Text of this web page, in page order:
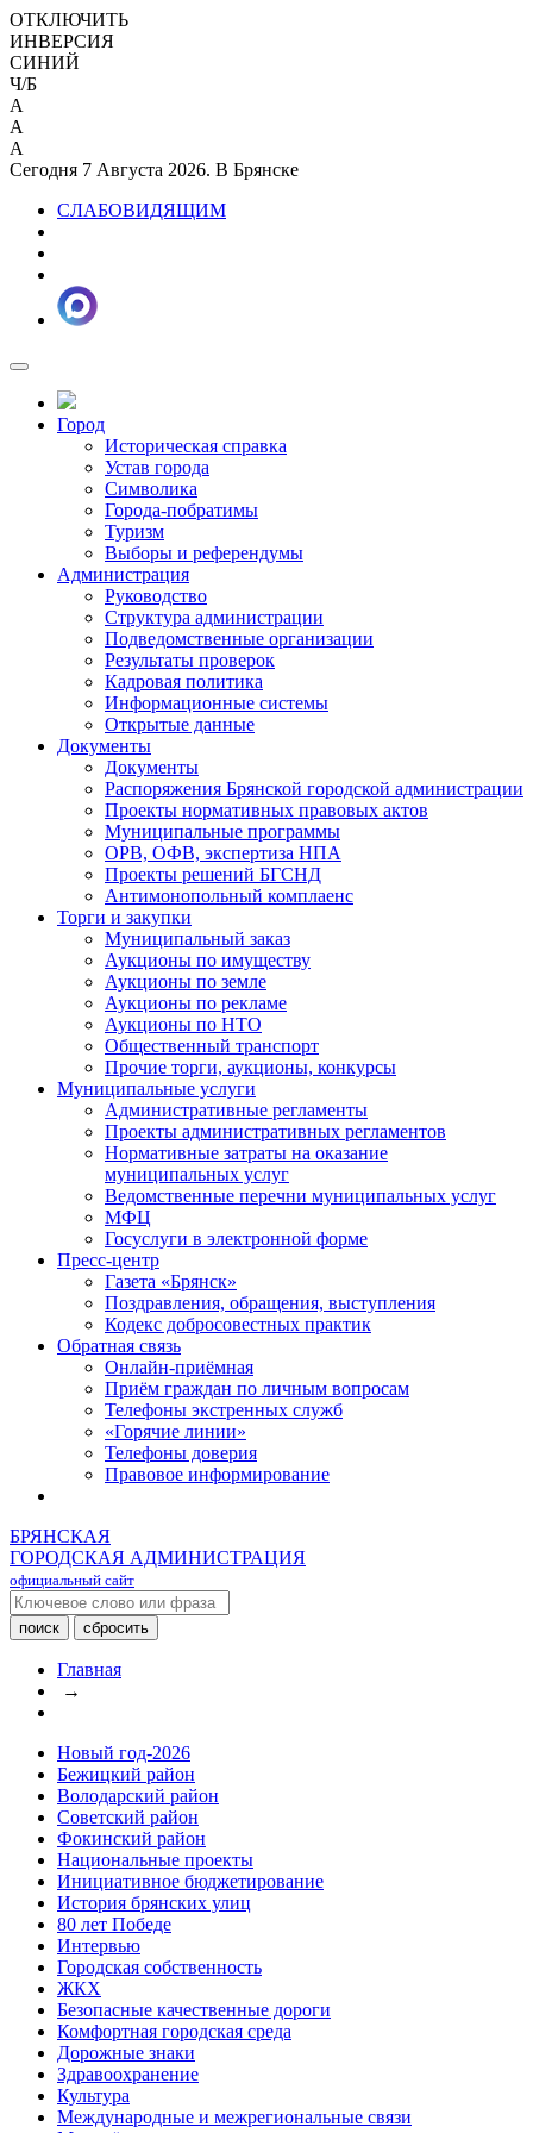
ОТКЛЮЧИТЬ
ИНВЕРСИЯ
СИНИЙ
Ч/Б
A
A
A
Сегодня 7 Августа 2026. В Брянске
СЛАБОВИДЯЩИМ
Город
Историческая справка
Устав города
Символика
Города-побратимы
Туризм
Выборы и референдумы
Администрация
Руководство
Структура администрации
Подведомственные организации
Результаты проверок
Кадровая политика
Информационные системы
Открытые данные
Документы
Документы
Распоряжения Брянской городской администрации
Проекты нормативных правовых актов
Муниципальные программы
ОРВ, ОФВ, экспертиза НПА
Проекты решений БГСНД
Антимонопольный комплаенс
Торги и закупки
Муниципальный заказ
Аукционы по имуществу
Аукционы по земле
Аукционы по рекламе
Аукционы по НТО
Общественный транспорт
Прочие торги, аукционы, конкурсы
Муниципальные услуги
Административные регламенты
Проекты административных регламентов
Нормативные затраты на оказание
муниципальных услуг
Ведомственные перечни муниципальных услуг
МФЦ
Госуслуги в электронной форме
Пресс-центр
Газета «Брянск»
Поздравления, обращения, выступления
Кодекс добросовестных практик
Обратная связь
Онлайн-приёмная
Приём граждан по личным вопросам
Телефоны экстренных служб
«Горячие линии»
Телефоны доверия
Правовое информирование
БРЯНСКАЯ
ГОРОДСКАЯ АДМИНИСТРАЦИЯ
официальный сайт
Главная
→
Новый год-2026
Бежицкий район
Володарский район
Советский район
Фокинский район
Национальные проекты
Инициативное бюджетирование
История брянских улиц
80 лет Победе
Интервью
Городская собственность
ЖКХ
Безопасные качественные дороги
Комфортная городская среда
Дорожные знаки
Здравоохранение
Культура
Международные и межрегиональные связи